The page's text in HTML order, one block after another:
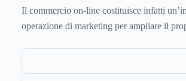
Il commercio on-line costituisce infatti
operazione di marketing per ampliare il